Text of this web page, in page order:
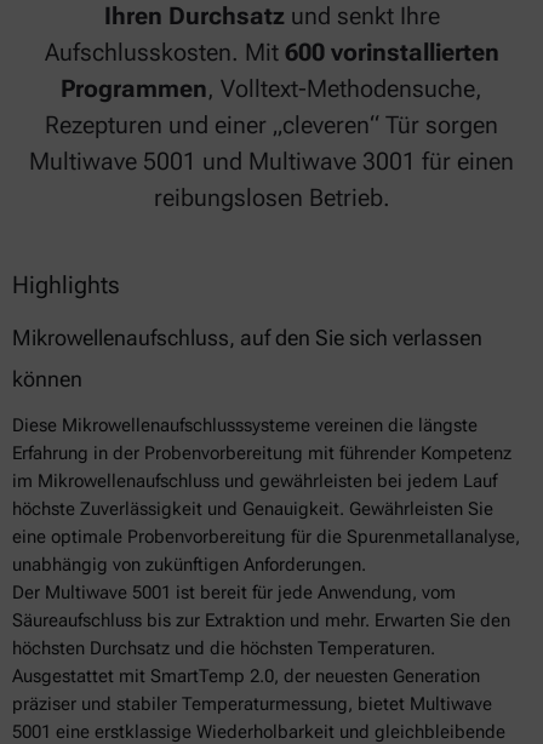
Ihren Durchsatzund senkt Ihre
Aufschlusskosten. Mit 600 vorinstallierten
Programmen, Volltext-Methodensuche,
Rezepturen und einer „cleveren“ Tür sorgen
Multiwave 5001 und Multiwave 3001 für einen
reibungslosen Betrieb.
Highlights
Mikrowellenaufschluss, auf den Sie sich verlassen
können
Diese Mikrowellenaufschlusssysteme vereinen die längste
Erfahrung in der Probenvorbereitung mit führender Kompetenz
im Mikrowellenaufschluss und gewährleisten bei jedem Lauf
höchste Zuverlässigkeit und Genauigkeit. Gewährleisten Sie
eine optimale Probenvorbereitung für die Spurenmetallanalyse,
unabhängig von zukünftigen Anforderungen.
Der Multiwave 5001 ist bereit für jede Anwendung, vom
Säureaufschluss bis zur Extraktion und mehr. Erwarten Sie den
höchsten Durchsatz und die höchsten Temperaturen.
Ausgestattet mit SmartTemp 2.0, der neuesten Generation
präziser und stabiler Temperaturmessung, bietet Multiwave
5001 eine erstklassige Wiederholbarkeit und gleichbleibende